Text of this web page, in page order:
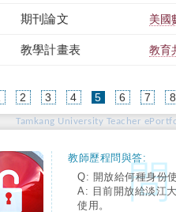
期刊論文 美國
教學計畫表 教育
2 3 4 5(current)
6 7 8
Tamkang University Teacher
教師歷程問與答:
Q: 開放給何種身份
A: 目前開放給淡江
使用。